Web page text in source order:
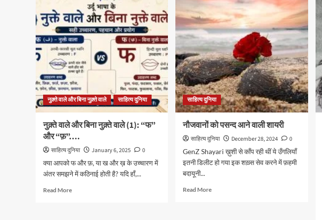
बिना
नुक़्ते
वाले
(4):
ग
और
ग़..
नुक़्ते
वाले
(3):
ख
और
ख़…
नुक़्ते वाले और बिना नुक़्ते वाले साहित्य दुनिया
नुक़्ते वाले और बिना नुक़्ते वाले (1): “फ”
और “फ़”….
साहित्य दुनिया January 6, 2025
0
क्या आपको फ और फ़, या ख और ख़ के उच्चारण में
अंतर समझने में कठिनाई होती है? यदि हाँ,...
Read MoreRead
साहित्य दुनिया
नौजवानों को पसन्द आने वाली शायरी
साहित्य दुनिया December 28, 2024
0
GenZ Shayari ख़ुशी से काँप रही थीं ये उँगलियाँ
इतनी डिलीट हो गया इक शख़्स सेव करने में फ़हमी
बदायूनी...
Read MoreRead